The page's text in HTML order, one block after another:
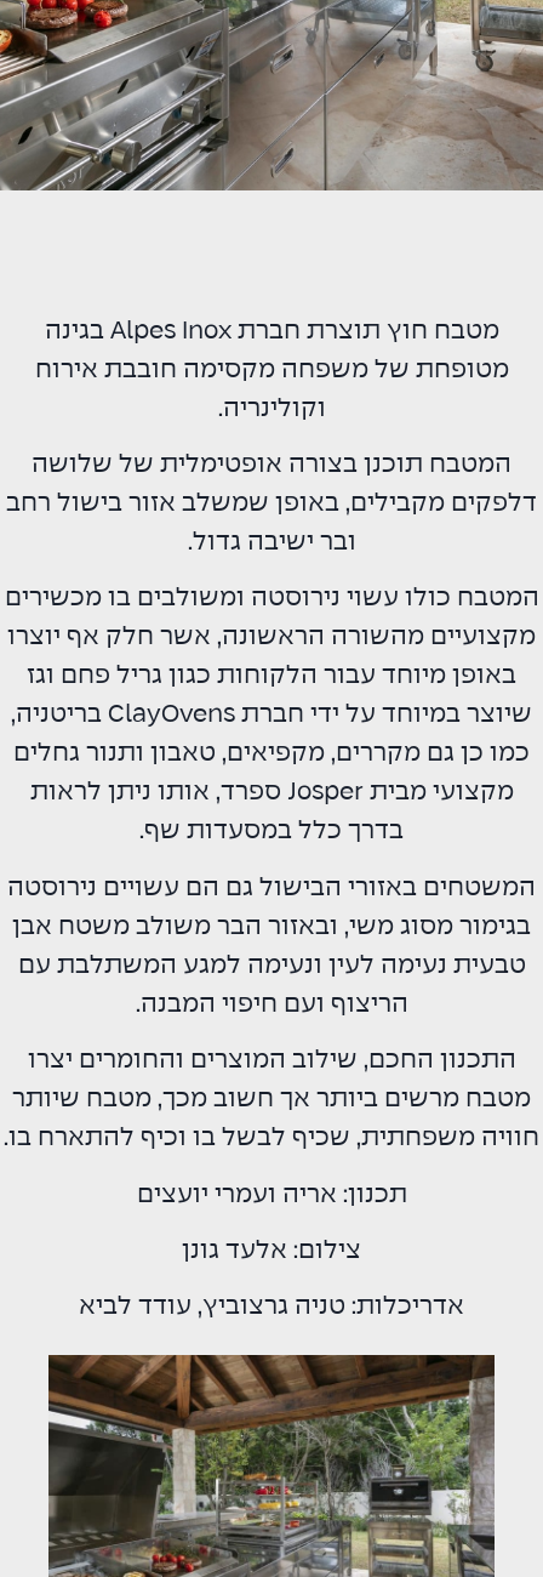
מטבח חוץ תוצרת חברת Alpes Inox בגינה
מטופחת של משפחה מקסימה חובבת אירוח
וקולינריה.
המטבח תוכנן בצורה אופטימלית של שלושה
דלפקים מקבילים, באופן שמשלב אזור בישול רחב
ובר ישיבה גדול.
המטבח כולו עשוי נירוסטה ומשולבים בו מכשירים
מקצועיים מהשורה הראשונה, אשר חלק אף יוצרו
באופן מיוחד עבור הלקוחות כגון גריל פחם וגז
שיוצר במיוחד על ידי חברת ClayOvens בריטניה,
כמו כן גם מקררים, מקפיאים, טאבון ותנור גחלים
מקצועי מבית Josper ספרד, אותו ניתן לראות
בדרך כלל במסעדות שף.
המשטחים באזורי הבישול גם הם עשויים נירוסטה
בגימור מסוג משי, ובאזור הבר משולב משטח אבן
טבעית נעימה לעין ונעימה למגע המשתלבת עם
הריצוף ועם חיפוי המבנה.
התכנון החכם, שילוב המוצרים והחומרים יצרו
מטבח מרשים ביותר אך חשוב מכך, מטבח שיותר
חוויה משפחתית, שכיף לבשל בו וכיף להתארח בו.
תכנון: אריה ועמרי יועצים
צילום: אלעד גונן
אדריכלות: טניה גרצוביץ, עודד לביא